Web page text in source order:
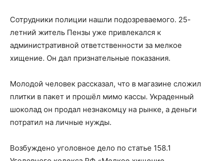
Сотрудники полиции нашли подозреваемого. 25-
летний житель Пензы уже привлекался к
административной ответственности за мелкое
хищение. Он дал признательные показания.
Молодой человек рассказал, что в магазине сложил
плитки в пакет и прошёл мимо кассы. Украденный
шоколад он продал незнакомцу на рынке, а деньги
потратил на личные нужды.
Возбуждено уголовное дело по статье 158.1